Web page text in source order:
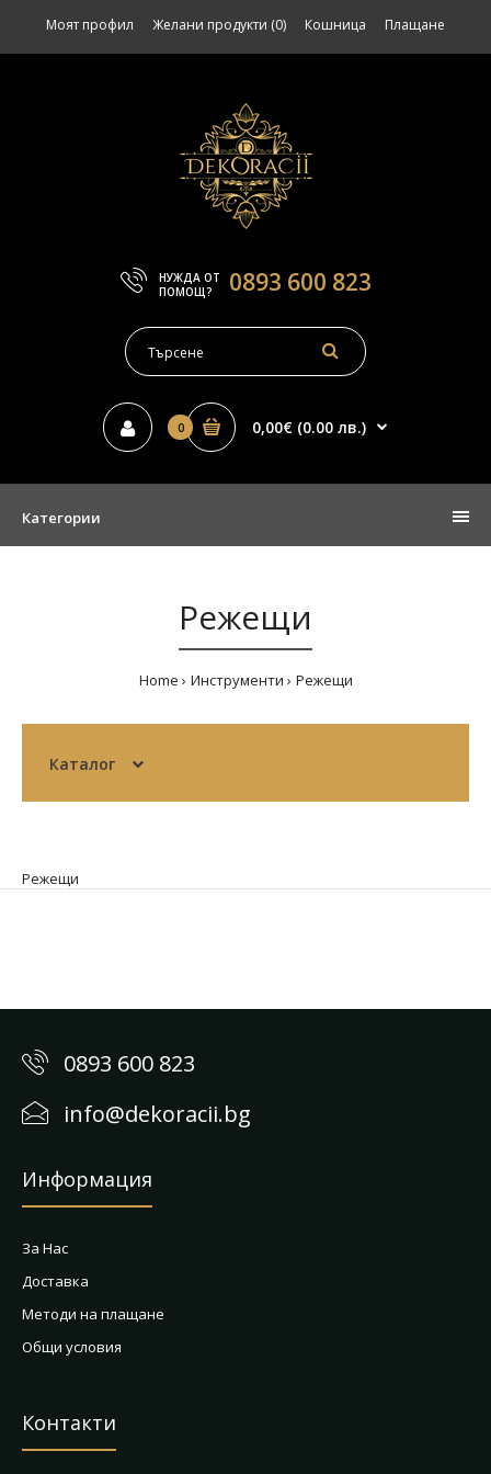
Моят профил Желани продукти (0) Кошница Плащане
НУЖДА ОТ
ПОМОЩ?
0893 600 823
0 0,00€ (0.00 лв.)
Категории
Режещи
Home Инструменти Режещи
Каталог
Режещи
0893 600 823
info@dekoracii.bg
Информация
За Нас
Доставка
Методи на плащане
Общи условия
Контакти